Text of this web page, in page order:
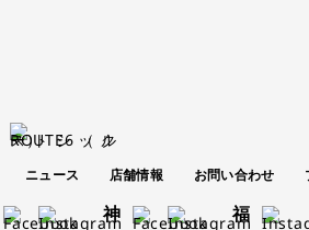
ニュース 店舗情報 お問い合わせ
神
福